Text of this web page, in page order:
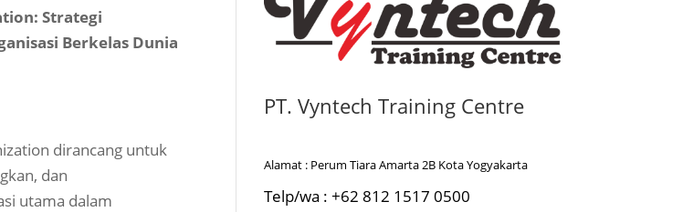
Strategi
Berkelas Dunia
dirancang untuk
dan
utama dalam
PT. Vyntech Training Centre
Alamat : Perum Tiara Amarta 2B Kota Yogyakarta
Telp/wa : +62 812 1517 0500